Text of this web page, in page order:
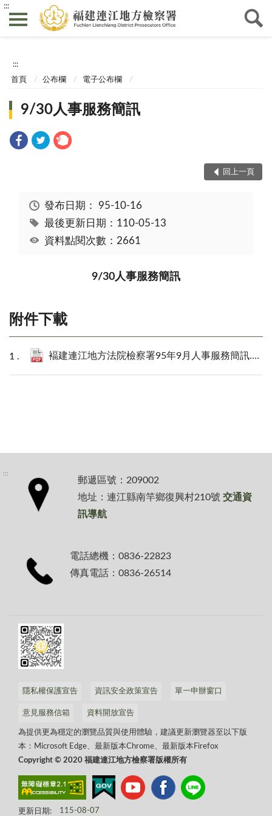
:::
:::
首頁 公布欄 電子公布欄
9/30人事服務簡訊
回上一頁
發布日期： 95-10-16
最後更新日期：110-05-13
資料點閱次數：2661
9/30人事服務簡訊
附件下載
褔建連江地方法院檢察署95年9月人事服務簡訊.pdf
:::
郵遞區號：209002
地址：連江縣南竿鄉復興村210號 交通資
訊導航
電話總機：0836-22823
傳真電話：0836-26514
隱私權保護宣告 資訊安全政策宣告 單一申辦窗口
意見服務信箱 資料開放宣告
為提供更為穩定的瀏覽品質與使用體驗，建議更新瀏覽器至以下版
本：Microsoft Edge、最新版本Chrome、最新版本Firefox
Copyright © 2020 福建連江地方檢察署版權所有
更新日期: 115-08-07